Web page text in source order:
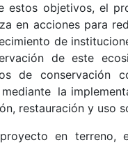
estos objetivos, el
en acciones para
de
de este
de conservación
la
restauración y uso
en terreno,